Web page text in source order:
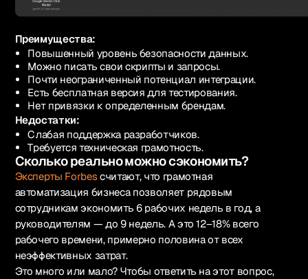
Преимущества:
Повышенный уровень безопасности данных.
Можно писать свои скрипты и запросы.
Почти неограниченный потенциал интеграции.
Есть бесплатная версия для тестирования.
Нет привязки к определенным брендам.
Недостатки:
Слабая поддержка разработчиков.
Требуется техническая грамотность.
Сколько реально можно сэкономить?
Эксперты Forbesсчитают, что грамотная
автоматизация бизнеса позволяет рядовым
сотрудникам экономить 6 рабочих недель в год, а
руководителям — до 9 недель. А это 12–18% всего
рабочего времени, примерно половина от всех
неэффективных затрат.
Это много или мало? Чтобы ответить на этот вопрос,